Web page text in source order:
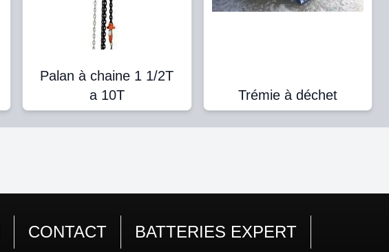
Palan à chaine 1 1/2T
a 10T
Trémie à déchet
CONTACT BATTERIES EXPERT